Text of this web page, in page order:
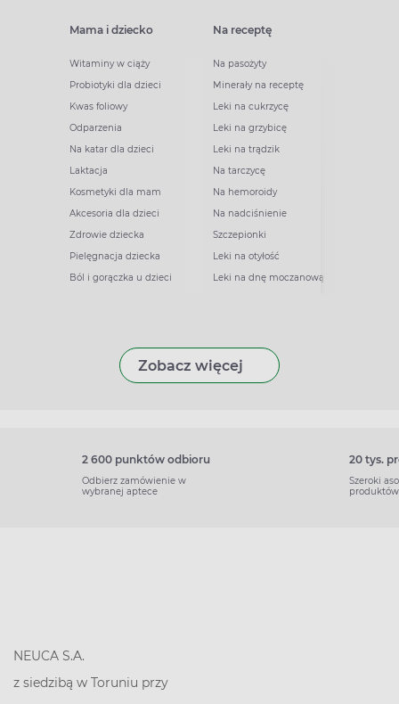
Mama i dziecko
Witaminy w ciąży
Probiotyki dla dzieci
Kwas foliowy
Odparzenia
Na katar dla dzieci
Laktacja
Kosmetyki dla mam
Akcesoria dla dzieci
Zdrowie dziecka
Pielęgnacja dziecka
Ból i gorączka u dzieci
Na receptę
Na pasożyty
Minerały na receptę
Leki na cukrzycę
Leki na grzybicę
Leki na trądzik
Na tarczycę
Na hemoroidy
Na nadciśnienie
Szczepionki
Leki na otyłość
Leki na dnę moczanową
Zobacz więcej
2 600 punktów odbioru
Odbierz zamówienie w
wybranej aptece
20 tys.
Szeroki
produktów
NEUCA S.A.
z siedzibą w Toruniu przy